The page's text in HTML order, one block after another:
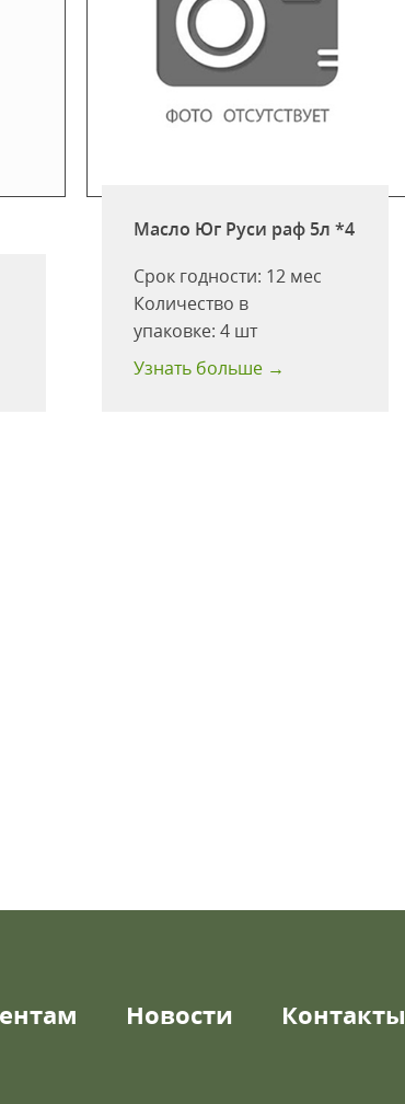
Масло Юг Руси раф 5л *4
Срок годности: 12 мес
Количество в
упаковке:4 шт
Узнать больше →
Новости Контакты